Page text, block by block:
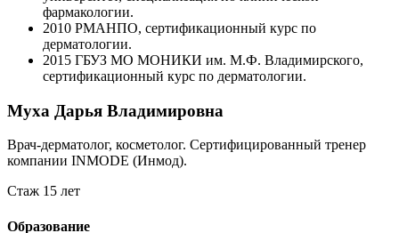
фармакологии.
2010 РМАНПО, сертификационный курс по
дерматологии.
2015 ГБУЗ МО МОНИКИ им. М.Ф. Владимирского,
сертификационный курс по дерматологии.
Муха Дарья Владимировна
Врач-дерматолог, косметолог. Cертифицированный тренер
компании INMODE (Инмод).
Стаж 15 лет
Образование